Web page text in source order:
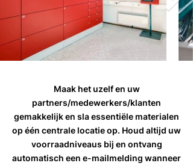
Maak het uzelf en uw
partners/medewerkers/klanten
gemakkelijk en sla essentiële materialen
op één centrale locatie op. Houd altijd uw
voorraadniveaus bij en ontvang
automatisch een e-mailmelding wanneer